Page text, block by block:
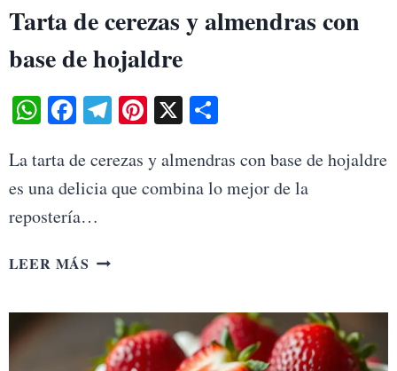
Tarta de cerezas y almendras con
base de hojaldre
WhatsApp
Facebook
Telegram
Pinterest
X Share
La tarta de cerezas y almendras con base de hojaldre
es una delicia que combina lo mejor de la
repostería…
LEER MÁS TARTA
ALMENDRAS